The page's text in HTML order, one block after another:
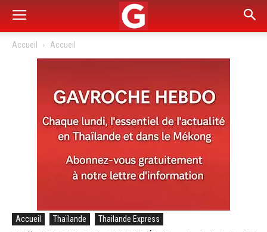
Accueil Accueil
Accueil Thaïlande Thailande Express